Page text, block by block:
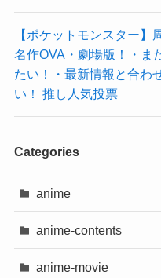
【ポケットモンスター
名作OVA・劇場版！・ま
たい！・最新情報と合わ
い！ 推し人気投票
Categories
anime
anime-contents
anime-movie